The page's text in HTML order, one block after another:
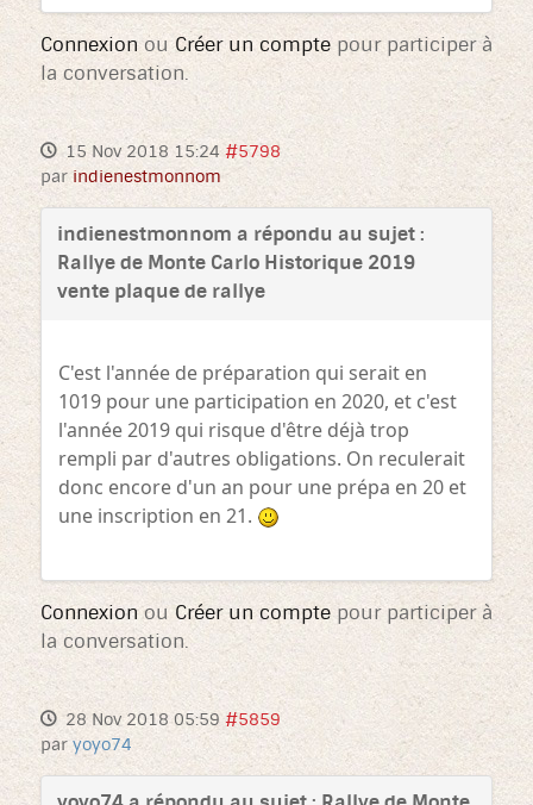
Connexion ouCréer un compte pour participer à
la conversation.
15 Nov 2018 15:24 #5798
par indienestmonnom
indienestmonnom a répondu au sujet :
Rallye de Monte Carlo Historique 2019
vente plaque de rallye
C'est l'année de préparation qui serait en
1019 pour une participation en 2020, et c'est
l'année 2019 qui risque d'être déjà trop
rempli par d'autres obligations. On reculerait
donc encore d'un an pour une prépa en 20 et
une inscription en 21.
Connexionou Créer un comptepour participer à
la conversation.
28 Nov 2018 05:59 #5859
par yoyo74